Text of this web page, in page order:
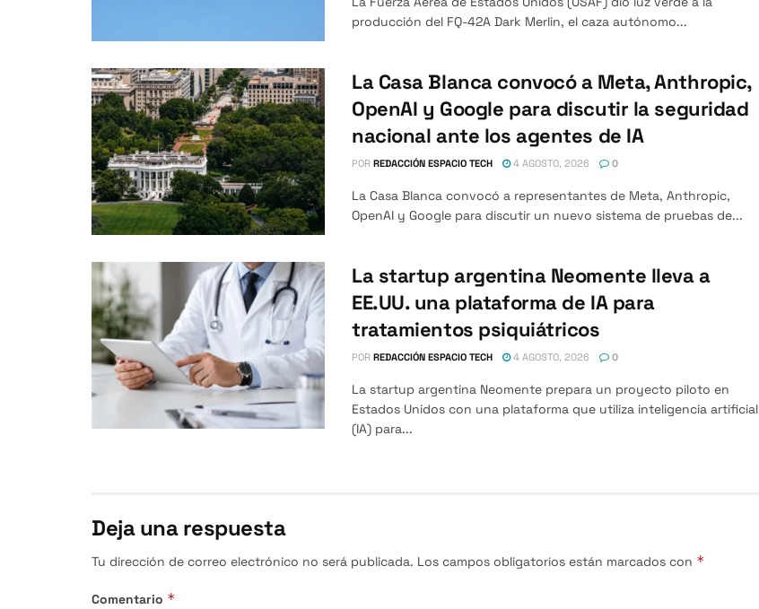
producción del FQ-42A Dark Merlin, el caza autónomo...
La Casa Blanca convocó a Meta, Anthropic,
OpenAI y Google para discutir la seguridad
nacional ante los agentes de IA
POR REDACCIÓN ESPACIO TECH 4 AGOSTO, 2026 0
La Casa Blanca convocó a representantes de Meta, Anthropic,
OpenAI y Google para discutir un nuevo sistema de pruebas de...
La startup argentina Neomente lleva a
EE.UU. una plataforma de IA para
tratamientos psiquiátricos
POR REDACCIÓN ESPACIO TECH 4 AGOSTO, 2026 0
La startup argentina Neomente prepara un proyecto piloto en
Estados Unidos con una plataforma que utiliza inteligencia artificial
(IA) para...
Deja una respuesta
Tu dirección de correo electrónico no será publicada. Los campos obligatorios están marcados con *
Comentario *